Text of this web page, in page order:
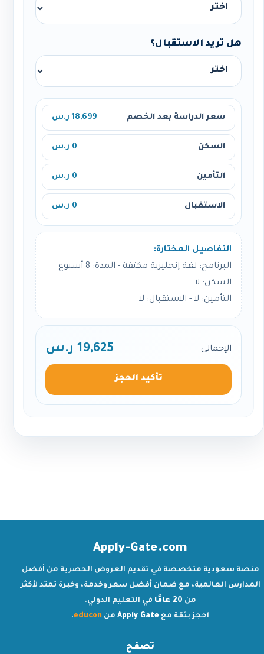
هل تريد الاستقبال؟
سعر الدراسة بعد الخصم 18,699 ر.س
السكن 0 ر.س
التأمين 0 ر.س
الاستقبال 0 ر.س
التفاصيل المختارة:
البرنامج: لغة إنجليزية مكثفة - المدة: 8 أسبوع
السكن: لا
التأمين: لا - الاستقبال: لا
الإجمالي 19,625 ر.س
تأكيد الحجز
Apply-Gate.com
منصة سعودية متخصصة في تقديم العروض الحصرية من أفضل
المدارس العالمية، مع ضمان أفضل سعر وخدمة، وخبرة تمتد لأكثر
من 20 عامًا
في التعليم الدولي.
احجز بثقة مع Apply Gate من educon
.
تصفح